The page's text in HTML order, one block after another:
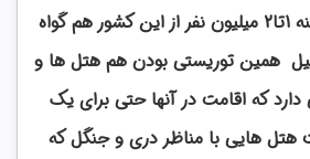
می شود.و بازدید سالنه 1تا2 میلیون نفر از این کشور هم گواه
همین توریستی بودن هم هتل ها و
که اقامت در آنها حتی برای یک
هایی با مناظر دری و جنگل که